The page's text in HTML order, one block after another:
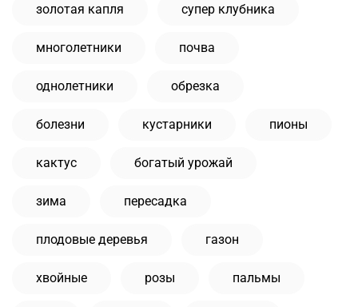
золотая капля супер клубника
многолетники почва
однолетники обрезка
болезни кустарники пионы
кактус богатый урожай
зима пересадка
плодовые деревья газон
хвойные розы пальмы